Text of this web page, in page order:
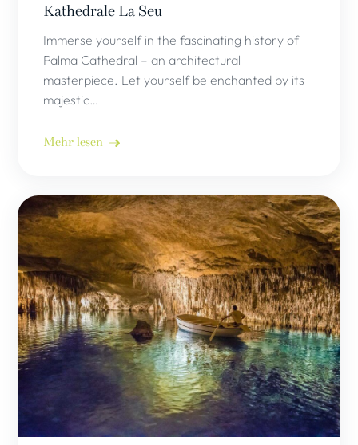
Kathedrale La Seu
Immerse yourself in the fascinating history of
Palma Cathedral – an architectural
masterpiece. Let yourself be enchanted by its
majestic…
Mehr lesen